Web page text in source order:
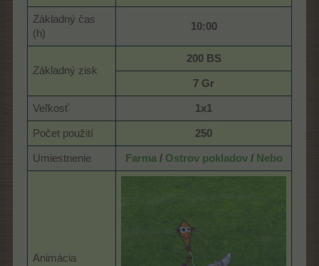
Základný čas
(h)
10:00
Základný zisk
200 BS
7 Gr
Veľkosť 1x1
Počet použití 250
Umiestnenie Farma/ Ostrov pokladov/ Nebo
Animácia